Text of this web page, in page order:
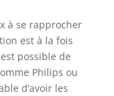
à se rapprocher
est à la fois
possible de
Philips ou
d’avoir les